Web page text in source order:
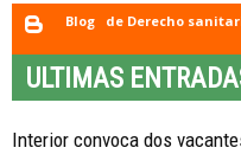
Blog de Derecho
ULTIMAS
Interior convoca dos